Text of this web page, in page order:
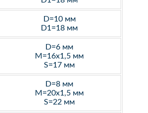
D=10 мм
D1=18 мм
D=6 мм
M=16х1,5 мм
S=17 мм
D=8 мм
M=20х1,5 мм
S=22 мм